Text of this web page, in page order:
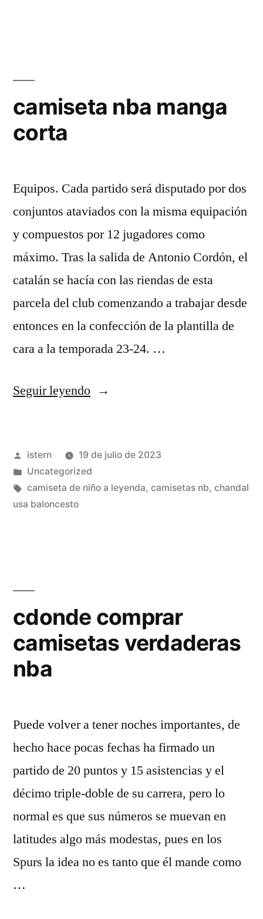
camiseta nba manga
corta
Equipos. Cada partido será disputado por dos
conjuntos ataviados con la misma equipación
y compuestos por 12 jugadores como
máximo. Tras la salida de Antonio Cordón, el
catalán se hacía con las riendas de esta
parcela del club comenzando a trabajar desde
entonces en la confección de la plantilla de
cara a la temporada 23-24. …
Seguir leyendo«camiseta
corta»
Publicado
por
istern
19 de julio de 2023
Publicado
en
Uncategorized
Etiquetas:
camiseta de niño a leyenda, camisetas nb, chandal
usa baloncesto
cdonde comprar
camisetas verdaderas
nba
Puede volver a tener noches importantes, de
hecho hace pocas fechas ha firmado un
partido de 20 puntos y 15 asistencias y el
décimo triple-doble de su carrera, pero lo
normal es que sus números se muevan en
latitudes algo más modestas, pues en los
Spurs la idea no es tanto que él mande como
…